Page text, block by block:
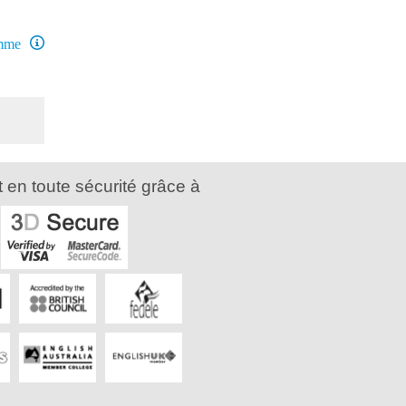
en toute sécurité grâce à